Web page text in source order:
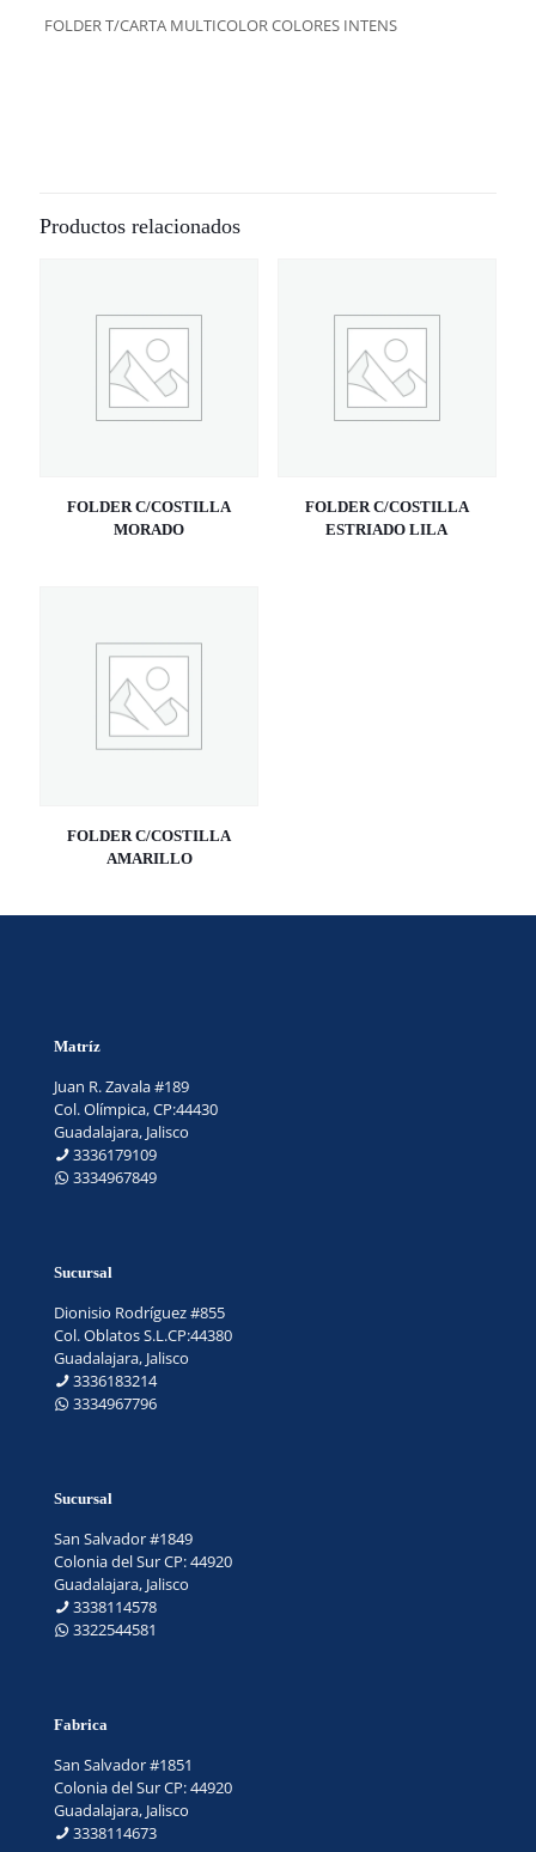
FOLDER T/CARTA MULTICOLOR COLORES INTENS
Productos relacionados
FOLDER C/COSTILLA
MORADO
FOLDER C/COSTILLA
ESTRIADO LILA
FOLDER C/COSTILLA
AMARILLO
Matríz
Juan R. Zavala #189
Col. Olímpica, CP:44430
Guadalajara, Jalisco
3336179109
3334967849
Sucursal
Dionisio Rodríguez #855
Col. Oblatos S.L.CP:44380
Guadalajara, Jalisco
3336183214
3334967796
Sucursal
San Salvador #1849
Colonia del Sur CP: 44920
Guadalajara, Jalisco
3338114578
3322544581
Fabrica
San Salvador #1851
Colonia del Sur CP: 44920
Guadalajara, Jalisco
3338114673